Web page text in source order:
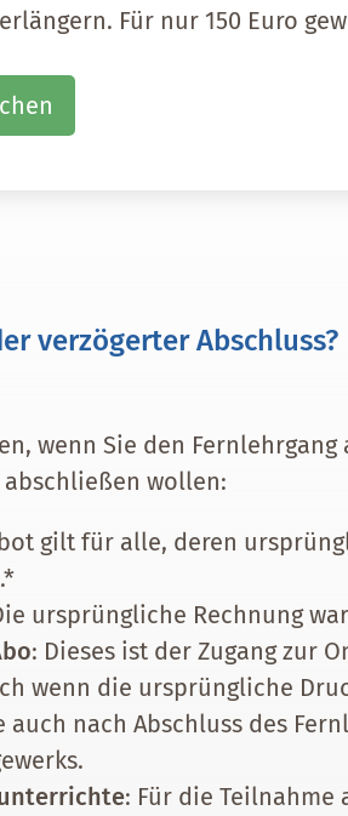
Für nur 150 Euro
verzögerter Abschluss?
wenn Sie den
wollen:
gilt für alle, deren
ursprüngliche Rechnung
: Dieses ist der Zugang zur
wenn die ursprüngliche
auch nach Abschluss des
: Für die